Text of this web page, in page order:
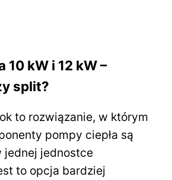
10 kW i 12 kW –
split?
to rozwiązanie, w którym
pompy ciepła są
jednej jednostce
to opcja bardziej